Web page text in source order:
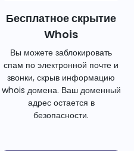
Бесплатное скрытие
Whois
Вы можете заблокировать
спам по электронной почте и
звонки, скрыв информацию
whois домена. Ваш доменный
адрес остается в
безопасности.